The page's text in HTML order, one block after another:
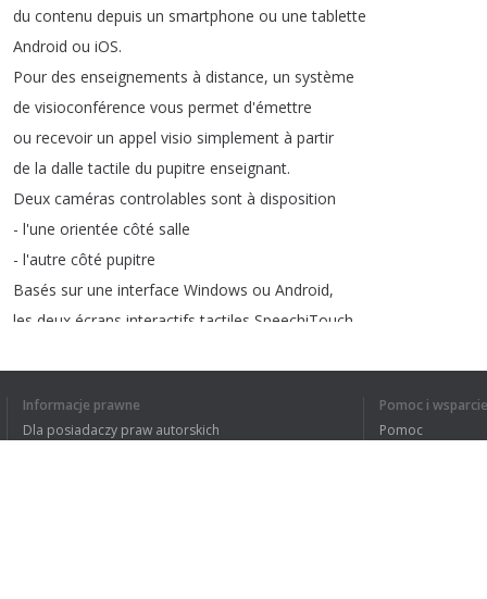
du contenu depuis un smartphone ou une tablette
Android ou iOS.
Pour des enseignements à distance, un système
de visioconférence vous permet d'émettre
ou recevoir un appel visio simplement à partir
de la dalle tactile du pupitre enseignant.
Deux caméras controlables sont à disposition
- l'une orientée côté salle
- l'autre côté pupitre
Basés sur une interface Windows ou Android,
les deux écrans interactifs tactiles SpeechiTouch
d'interactions comme
et de collaboration
Informacje prawne
Dla posiadaczy praw autorskich
Pomoc i wsparcie
Pomoc